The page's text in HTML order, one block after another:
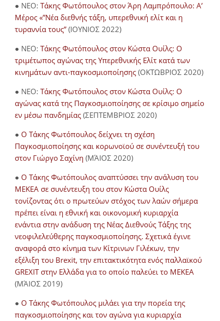
● NEO: Τάκης Φωτόπουλος στον Άρη Λαμπρόπουλο: Α’
Μέρος «”Νέα διεθνής τάξη, υπερεθνική ελίτ και η
τυραννία τους” (ΙΟΥΝΙΟΣ 2022)
● NEO: Τάκης Φωτόπουλος στον Κώστα Ουίλς: Ο
τριμέτωπος αγώνας της Υπερεθνικής Ελίτ κατά των
κινημάτων αντι-παγκοσμιοποίησης (ΟΚΤΩΒΡΙΟΣ 2020)
● NEO: Τάκης Φωτόπουλος στον Κώστα Ουίλς: Ο
αγώνας κατά της Παγκοσμιοποίησης σε κρίσιμο σημείο
εν μέσω πανδημίας (ΣΕΠΤΕΜΒΡΙΟΣ 2020)
● Ο Τάκης Φωτόπουλος δείχνει τη σχέση
Παγκοσμιοποίησης και κορωνοϊού σε συνέντευξή του
στον Γιώργο Σαχίνη (ΜΆΙΟΣ 2020)
● O Τάκης Φωτόπουλος αναπτύσσει την ανάλυση του
ΜΕΚΕΑ σε συνέντευξη του στον Κώστα Ουίλς
τονίζοντας ότι ο πρωτεύων στόχος των λαών σήμερα
πρέπει είναι η εθνική και οικονομική κυριαρχία
ενάντια στην ανάδυση της Νέας Διεθνούς Τάξης της
νεοφιλελεύθερης παγκοσμιοποίησης. Σχετικά έγινε
αναφορά στο κίνημα των Κίτρινων Γιλέκων, την
εξέλιξη του Brexit, την επιτακτικότητα ενός παλλαϊκού
GREXIT στην Ελλάδα για το οποίο παλεύει το ΜΕΚΕΑ
(ΜΆΙΟΣ 2019)
● Ο Τάκης Φωτόπουλος μιλάει για την πορεία της
παγκοσμιοποίησης και τον αγώνα για κυριαρχία